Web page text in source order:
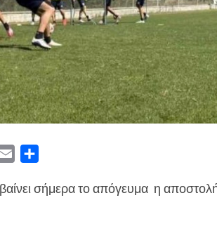
TwitterEmail
σήμερα το απόγευμα η